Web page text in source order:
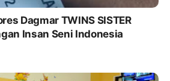
Dagmar TWINS SISTER
Insan Seni Indonesia